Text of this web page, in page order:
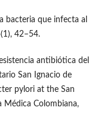
bacteria que infecta al
42–54.
antibiótica del
San Ignacio de
pylori at the San
Médica Colombiana,